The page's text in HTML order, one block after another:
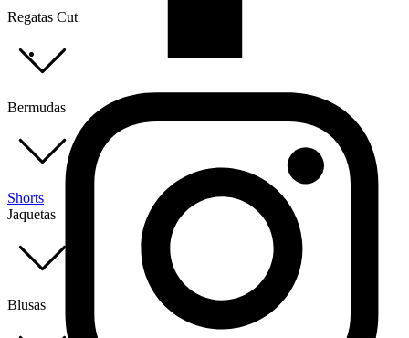
Regatas Cut
Bermudas
Shorts
Jaquetas
Blusas